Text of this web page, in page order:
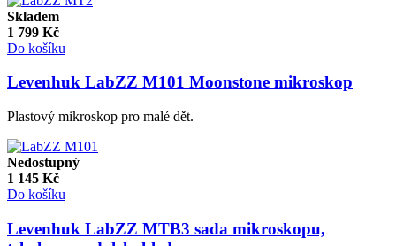
Skladem
1 799 Kč
Do košíku
Levenhuk LabZZ M101 Moonstone mikroskop
Plastový mikroskop pro malé dět.
Nedostupný
1 145 Kč
Do košíku
Levenhuk LabZZ MTB3 sada mikroskopu,